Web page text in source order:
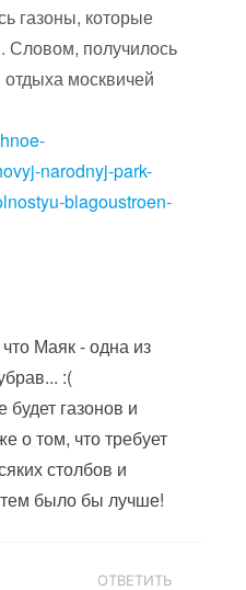
газоны, которые
Словом, получилось
москвичей
narodnyj-park-
blagoustroen-
Маяк - одна из
:(
газонов и
о том, что требует
столбов и
было бы лучше!
ОТВЕТИТЬ